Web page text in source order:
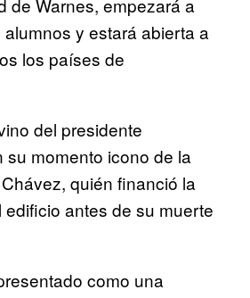
y estará abierta a
los países de
del presidente
momento icono de la
quién financió la
antes de su muerte
como una